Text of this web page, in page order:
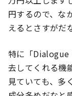
円するので、な
えるとさすがだ
特に「Dialogue
去してくれる機
見ていても、多